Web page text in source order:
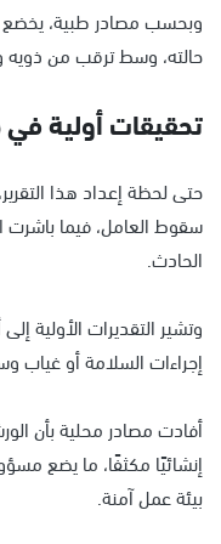
وبحسب مصادر طبية، يخضع
حالته، وسط ترقب من ذويه
تحقيقات أولية
حتى لحظة إعداد هذا
سقوط العامل، فيما
الحادث.
وتشير التقديرات الأولية
إجراءات السلامة أو غياب
أفادت مصادر محلية بأن
إنشائيًا مكثفًا، ما يضع
بيئة عمل آمنة.